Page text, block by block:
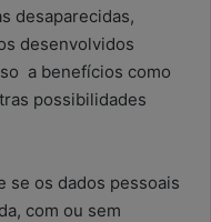
desaparecidas,
desenvolvidos
a benefícios como
possibilidades
se os dados pessoais
com ou sem